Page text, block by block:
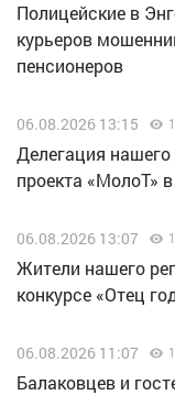
Полицейские в
курьеров
пенсионеров
06.08.2026 13:15
Делегация
проекта «МолоТ»
06.08.2026 13:07
Жители нашего
конкурсе «Отец
06.08.2026 11:07
Балаковцев и